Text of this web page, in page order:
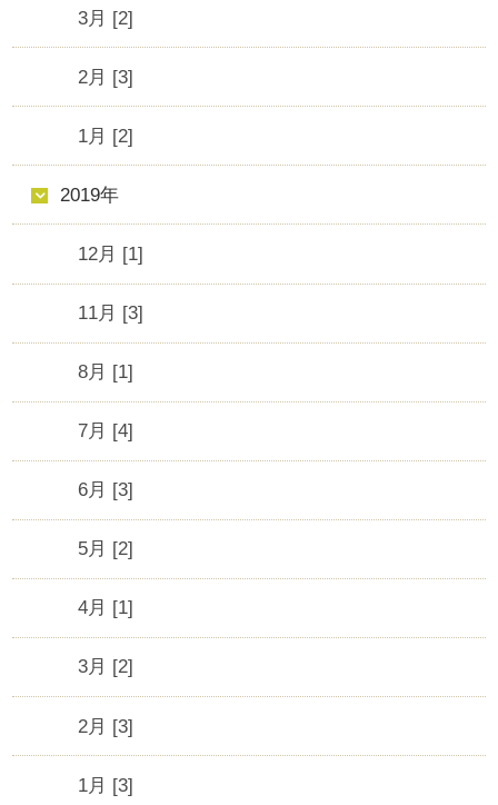
3月 [2]
2月 [3]
1月 [2]
2019年
12月 [1]
11月 [3]
8月 [1]
7月 [4]
6月 [3]
5月 [2]
4月 [1]
3月 [2]
2月 [3]
1月 [3]